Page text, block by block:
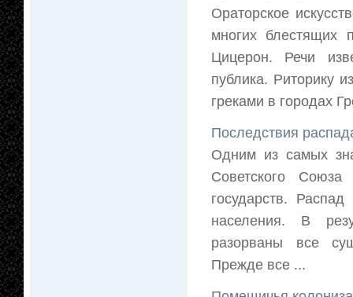
Ораторское
многих блестящих
Цицерон. Речи
публика. Риторику
греками в городах
Последствия
Одним из самых
Советского
государств.
населения. В
разорваны все
Прежде все ...